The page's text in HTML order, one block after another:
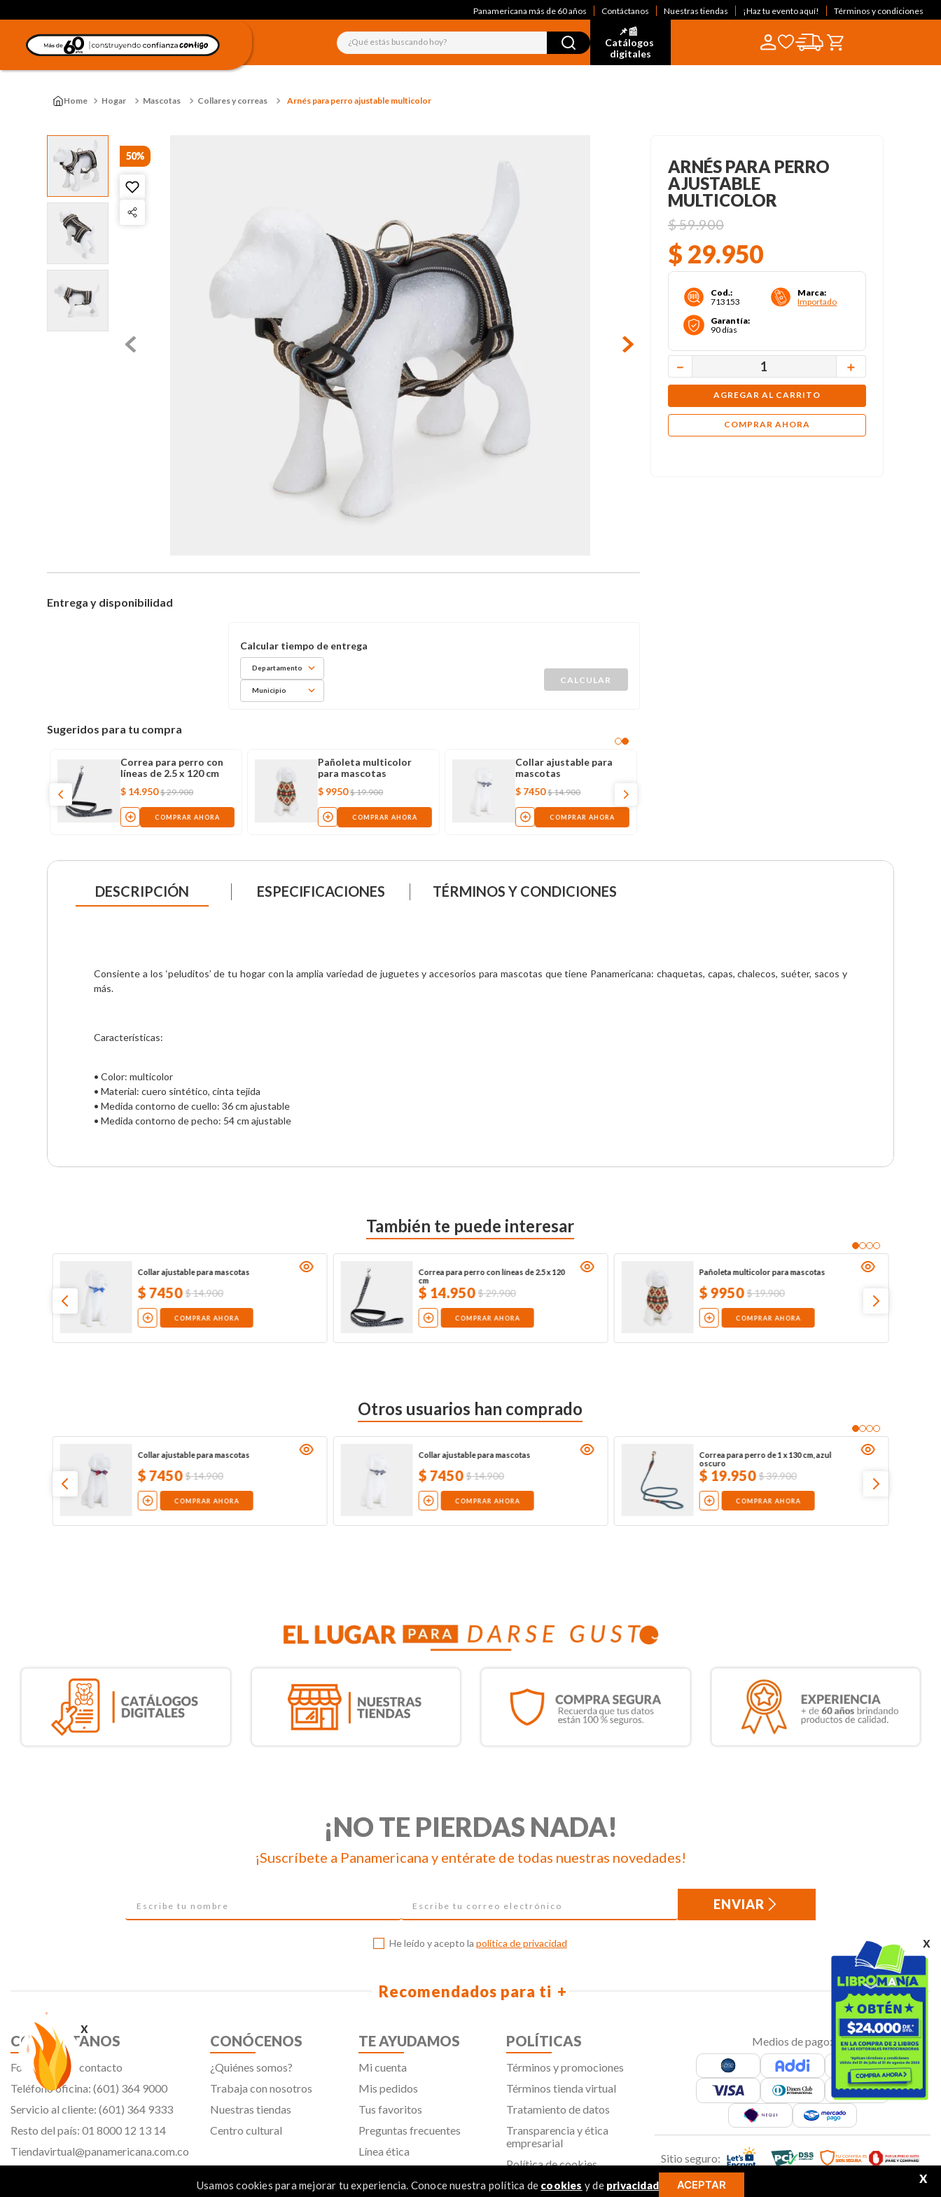
x
x
Usamos cookies para mejorar tu experiencia. Conoce nuestra política de cookies y de privacidad ACEPTAR X
Panamericana más de 60 años Contáctanos Nuestras tiendas ¡Haz tu evento aquí! Términos y condiciones
¿Qué estás buscando hoy?
📌📰
Catálogos
digitales
Hogar Mascotas Collares y correas Arnés para perro ajustable multicolor
50%
Entrega y disponibilidad
Departamento
Municipio
Sugeridos para tu compra
Correa para perro con
líneas de 2.5 x 120 cm
$ 14.950 $29.900
COMPRAR AHORA
Pañoleta multicolor
para mascotas
$9950 $19.900
COMPRAR AHORA
Collar ajustable para
mascotas
$7450 $14.900
COMPRAR AHORA
ARNÉS PARA PERRO
AJUSTABLE
MULTICOLOR
$59.900
$ 29.950
Cod.:
713153
Marca:
Importado
Garantía:
90 días
＋
－
AGREGAR AL CARRITO
COMPRAR AHORA
DESCRIPCIÓN ESPECIFICACIONES TÉRMINOS Y CONDICIONES
Consiente a los ‘peluditos’ de tu hogar con la amplia variedad de juguetes y accesorios para mascotas que tiene Panamericana: chaquetas, capas, chalecos, suéter, sacos y
más.
Características:
• Color: multicolor
• Material: cuero sintético, cinta tejida
• Medida contorno de cuello: 36 cm ajustable
• Medida contorno de pecho: 54 cm ajustable
También te puede interesar
Collar ajustable para mascotas
$7450 $14.900
COMPRAR AHORA
Correa para perro con líneas de 2.5 x 120
cm
$ 14.950 $29.900
COMPRAR AHORA
Pañoleta multicolor para mascotas
$9950 $19.900
COMPRAR AHORA
Otros usuarios han comprado
Collar ajustable para mascotas
$7450 $14.900
COMPRAR AHORA
Collar ajustable para mascotas
$7450 $14.900
COMPRAR AHORA
Correa para perro de 1 x 130 cm, azul
oscuro
$ 19.950 $39.900
COMPRAR AHORA
¡NO TE PIERDAS NADA!
¡Suscríbete a Panamericana y entérate de todas nuestras novedades!
ENVIAR
He leído y acepto la política de privacidad
Recomendados para ti
CONTÁCTANOS
Formulario de contacto
Teléfono oficina: (601) 364 9000
Servicio al cliente: (601) 364 9333
Resto del país: 01 8000 12 13 14
Tiendavirtual@panamericana.com.co
CONÓCENOS
¿Quiénes somos?
Trabaja con nosotros
Nuestras tiendas
Centro cultural
TE AYUDAMOS
Mi cuenta
Mis pedidos
Tus favoritos
Preguntas frecuentes
Línea ética
POLÍTICAS
Términos y promociones
Términos tienda virtual
Tratamiento de datos
Transparencia y ética
empresarial
Política de cookies
Aviso de privacidad
Medios de pago:
Sitio seguro: